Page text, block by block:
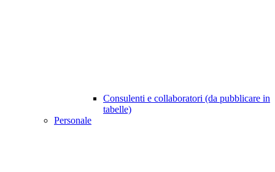
Consulenti e collaboratori (da pubblicare in
tabelle)
Personale